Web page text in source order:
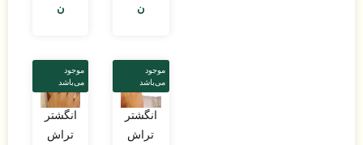
ن
ن
موجود
می‌باشد
انگشتر
تراش
موجود
می‌باشد
انگشتر
تراش